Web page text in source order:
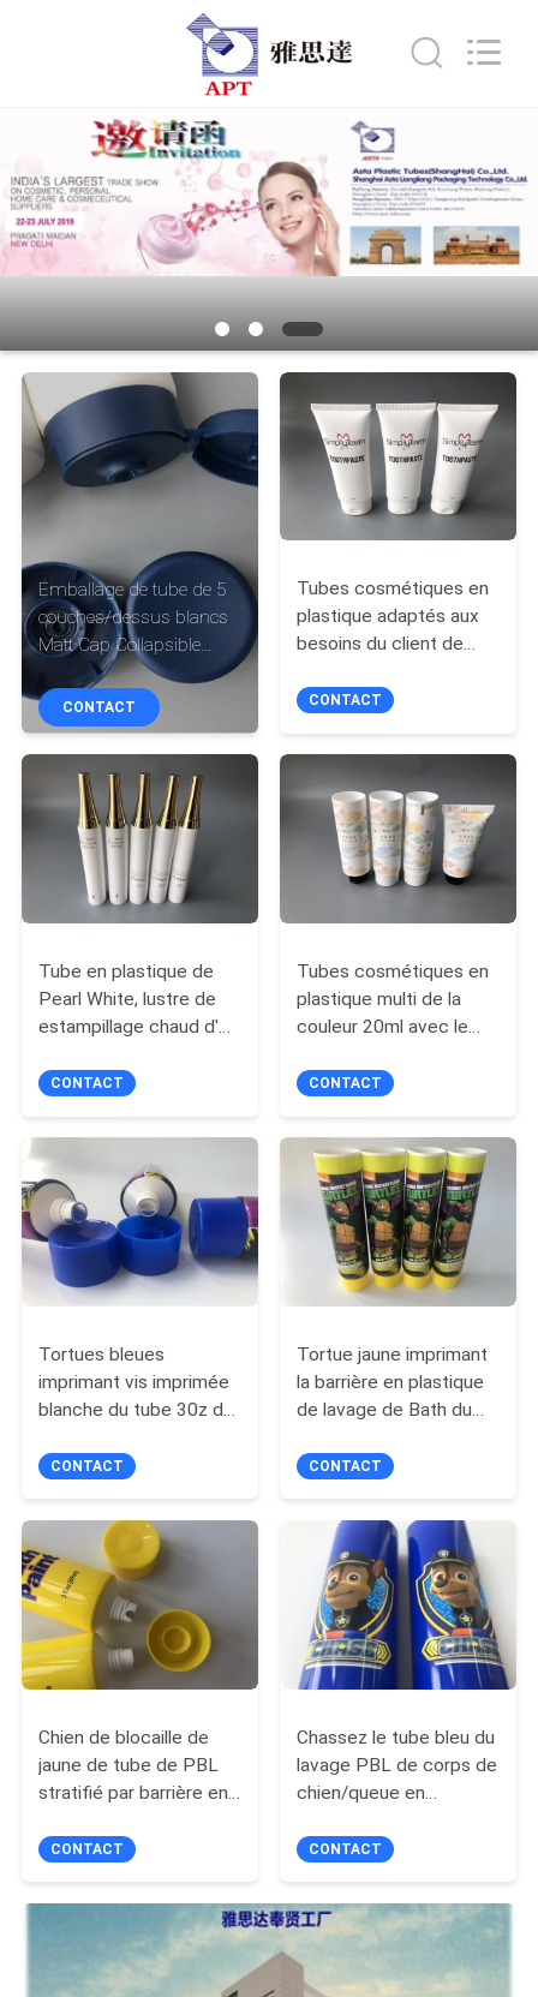
MAISON
PRODUITS
AU
SUJET
DE
NOUS
VISITE
D'USINE
CONTRÔLE
DE
QUALITÉ
CONTACTEZ-
NOUS
DEMANDEZ
UNE
CITATION
COMPANY
NEWS
PLAN
DU
SITE
PRIVACY
POLICY
Emballage de tube de 5
couches/dessus blancs
Matt Cap Collapsible
Plastic Tube de lèvre
CONTACT
Tubes cosmétiques en
plastique adaptés aux
besoins du client de
offset de Flip Top Cap
CONTACT
Tube en plastique de
Pearl White, lustre de
estampillage chaud d'or
plastique des tubes SK-
CONTACT
Tubes cosmétiques en
plastique multi de la
couleur 20ml avec le
chapeau octogonal
CONTACT
Tortues bleues
imprimant vis imprimée
blanche du tube 30z de
chapeau
CONTACT
Tortue jaune imprimant
la barrière en plastique
de lavage de Bath du
remplissant à partir de
CONTACT
Chien de blocaille de
jaune de tube de PBL
stratifié par barrière en
vis jaune sur le chapeau
CONTACT
Chassez le tube bleu du
lavage PBL de corps de
chien/queue en
d'emballage de
CONTACT